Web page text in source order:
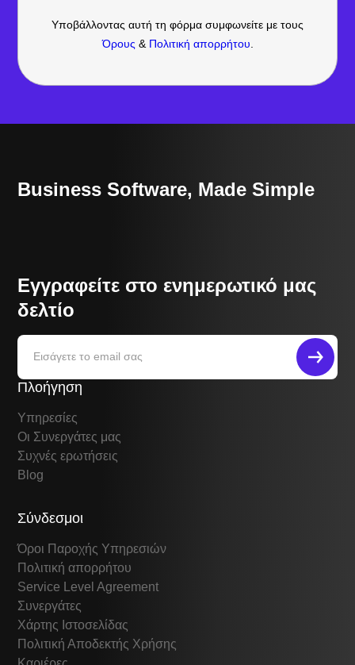
Υποβάλλοντας αυτή τη φόρμα συμφωνείτε με τους
Όρους & Πολιτική απορρήτου
Business Software, Made Simple
Εγγραφείτε στο ενημερωτικό μας
δελτίο
Πλοήγηση
Υπηρεσίες
Οι Συνεργάτες μας
Συχνές ερωτήσεις
Blog
Σύνδεσμοι
Όροι Παροχής Υπηρεσιών
Πολιτική απορρήτου
Service Level Agreement
Συνεργάτες
Χάρτης Ιστοσελίδας
Πολιτική Αποδεκτής Χρήσης